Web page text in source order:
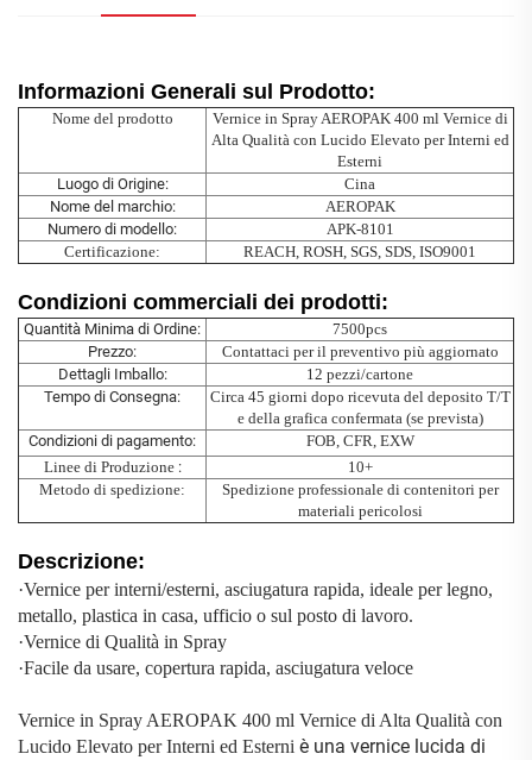
Informazioni Generali sul Prodotto:
Nome del prodotto
Vernice in Spray AEROPAK 400 ml Vernice di
Alta Qualità con Lucido Elevato per Interni ed
Esterni
Luogo di Origine:
Cina
Nome del marchio:
AEROPAK
Numero di modello:
APK-8101
Certificazione:
REACH, ROSH, SGS, SDS, ISO9001
Condizioni commerciali dei prodotti:
Quantità Minima di Ordine:
7500pcs
Prezzo:
Contattaci per il preventivo più aggiornato
Dettagli Imballo:
12 pezzi/cartone
Tempo di Consegna:
Circa 45 giorni dopo ricevuta del deposito T/T
e della grafica confermata (se prevista)
Condizioni di pagamento:
FOB, CFR, EXW
Linee di Produzione :
10+
Metodo di spedizione:
Spedizione professionale di contenitori per
materiali pericolosi
Descrizione:
·Vernice per interni/esterni, asciugatura rapida, ideale per legno,
metallo, plastica in casa, ufficio o sul posto di lavoro.
·Vernice di Qualità in Spray
·Facile da usare, copertura rapida, asciugatura veloce
Vernice in Spray AEROPAK 400 ml Vernice di Alta Qualità con
Lucido Elevato per Interni ed Esterni è una vernice lucida di